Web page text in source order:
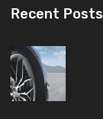
Recent Posts